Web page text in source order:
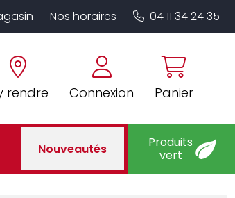
rendre Connexion Panier
Nos horaires 04 11 34 24 35
Nouveautés
Produits
vert